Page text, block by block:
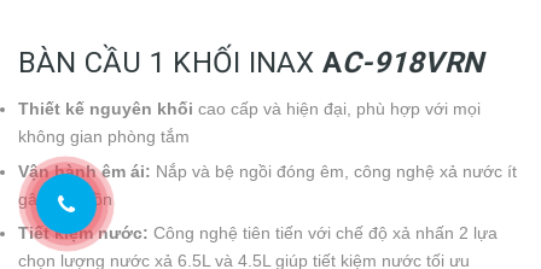
BÀN CẦU 1 KHỐI INAX AC-918VRN
Thiết kế nguyên khối cao cấp và hiện đại, phù hợp với mọi
không gian phòng tắm
Vận hành êm ái: Nắp và bệ ngồi đóng êm, công nghệ xả nước ít
gây tiếng ồn
Tiết kiệm nước: Công nghệ tiên tiến với chế độ xả nhấn 2 lựa
chọn lượng nước xả 6.5L và 4.5L giúp tiết kiệm nước tối ưu